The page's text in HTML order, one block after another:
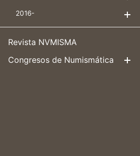
2016-
Revista NVMISMA
Congresos de Numismática